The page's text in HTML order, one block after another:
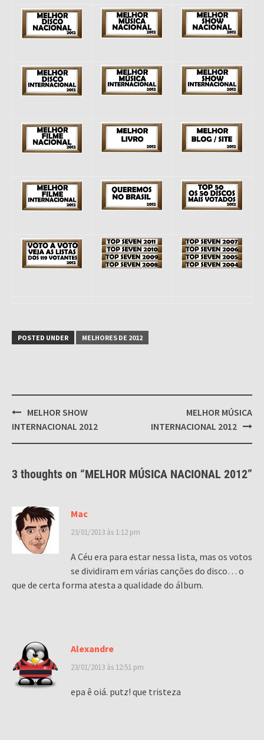
POSTED UNDER MELHORES DE 2012
Post
navigation
MELHOR SHOW
INTERNACIONAL 2012
MELHOR MÚSICA
INTERNACIONAL 2012
3 thoughts on “MELHOR MÚSICA NACIONAL 2012”
Mac
23/01/2013 às 1:12 pm
A Céu era para estar nessa lista, mas os votos
se dividiram em várias canções do disco… o
que de certa forma atesta a qualidade do álbum.
Alexandre
23/01/2013 às 12:51 pm
epa ê oiá. putz! que tristeza